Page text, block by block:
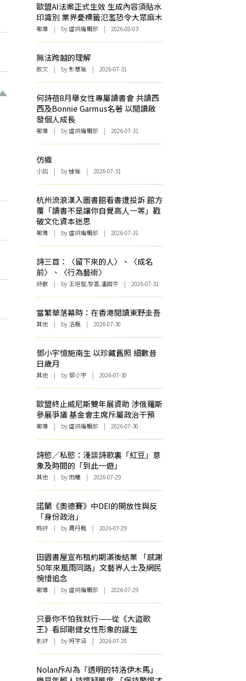
歐盟AI法案正式生效 生成內容須貼水
印識別 業界憂標籤氾濫恐令大眾麻木
報導 | by 虛詞編輯部 | 2026-08-03
無法跨越的理解
散文 | by 彭慧瑜 | 2026-07-31
何詩蓓8月舉女性專屬讀書會 共讀西
西及Bonnie Garmus名著 以閱讀啟
發個人成長
報導 | by 虛詞編輯部 | 2026-07-31
仿織
小說 | by 悇愉 | 2026-07-31
杭州流浪漢入圖書館看書遭投訴 館方
覆「讀書不是讓你自覺高人一等」戳
破文化資本迷思
報導 | by 虛詞編輯部 | 2026-07-31
詩三首：〈留下來的人〉、〈成名
前〉、〈行為藝術〉
詩歌 | by 王培智,黎喜,潘國亨 | 2026-07-31
當繁華落幕時：在香港閱讀東野圭吾
其他 | by洛楓 | 2026-07-30
鄧小宇憶施南生 以珍藏舊照 細數昔
日歲月
其他 | by 鄧小宇 | 2026-07-30
歐盟終止威尼斯雙年展資助 涉俄羅斯
參展爭議 基金會主席斥屬政治干預
報導 | by 虛詞編輯部 | 2026-07-30
詩慾／私慾：淺談詩歌裏「紅豆」意
象及時間的「到此一遊」
其他 | by 雨曦 | 2026-07-29
諾蘭《奧德賽》中DEI的開放性與反
「身份政治」
時評 | by 周丹楓 | 2026-07-29
田園書屋宣布租約期滿後結業 「感謝
50年來風雨同路」文藝界人士及網民
惋惜追念
報導 | by 虛詞編輯部 | 2026-07-29
只要你不怕我就行——從《大盜歌
王》看邱剛健女性形象的誕生
影評 | by 柯宇涵 | 2026-07-28
Nolan斥AI為「透明的特洛伊木馬」